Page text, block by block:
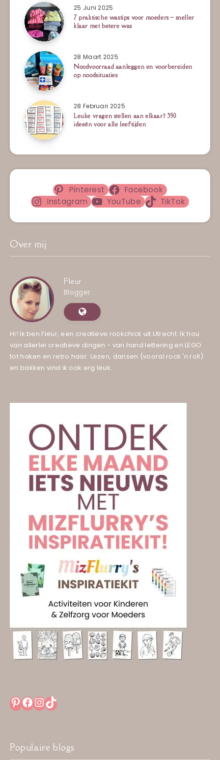
25 Juni 2025
7 praktische wastips voor moeders – sneller
klaar met betere was
28 Maart 2025
Noodvoorraad aanleggen en voorbereiden
op noodsituaties
28 Februari 2025
Leuke vragen stellen aan elkaar? 350
ideeën voor alle leeftijden
Pinterest
Facebook
Instagram
YouTube TikTok
Over mij
Fleur
Blogger
Hi! Ik ben Fleur, een creatieve rockchick uit Utrecht. Ik hou
van allerlei creatieve dingen - van hand lettering en LEGO
tot haken en retro haar. Lezen, dansen (vooral rock 'n roll)
en bakken vind ik ook erg leuk.
Pinterest
Facebook
Instagram
TikTok
Populaire blogs